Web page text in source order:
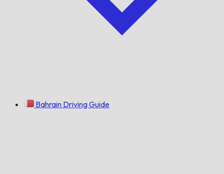
Bahrain Driving Guide